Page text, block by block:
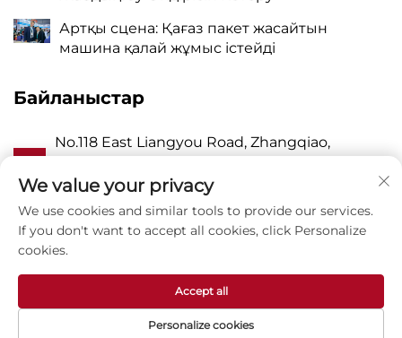
Артқы сцена: Қағаз пакет жасайтын
машина қалай жұмыс істейді
Байланыстар
А
No.118 East Liangyou Road, Zhangqiao,
Wanquan Town, Pingyang, Wenzhou City,
Zhejiang P.R. China 325409
P 8615988795434
Авторлық құқық © Zhejiang Zhuxin Machinery
We value your privacy
We use cookies and similar tools to provide our services.
If you don't want to accept all cookies, click Personalize
cookies.
Personalize cookies
Accept all